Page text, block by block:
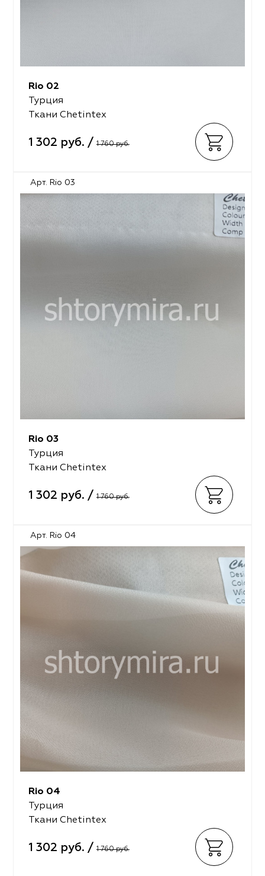
Rio 02
Турция
Ткани Chetintex
1 302 руб. / 1 760 руб.
Арт. Rio 03
Rio 03
Турция
Ткани Chetintex
1 302 руб. / 1 760 руб.
Арт. Rio 04
Rio 04
Турция
Ткани Chetintex
1 302 руб. / 1 760 руб.